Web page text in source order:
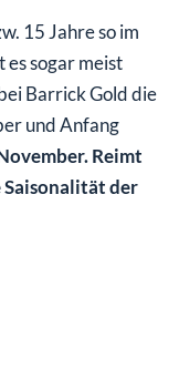
15 Jahre so im
sogar meist
Barrick Gold die
und Anfang
Reimt
Saisonalität der